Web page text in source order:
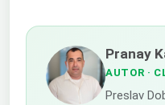
Pranay
AUTOR ·
Preslav